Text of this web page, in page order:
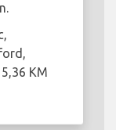
KM